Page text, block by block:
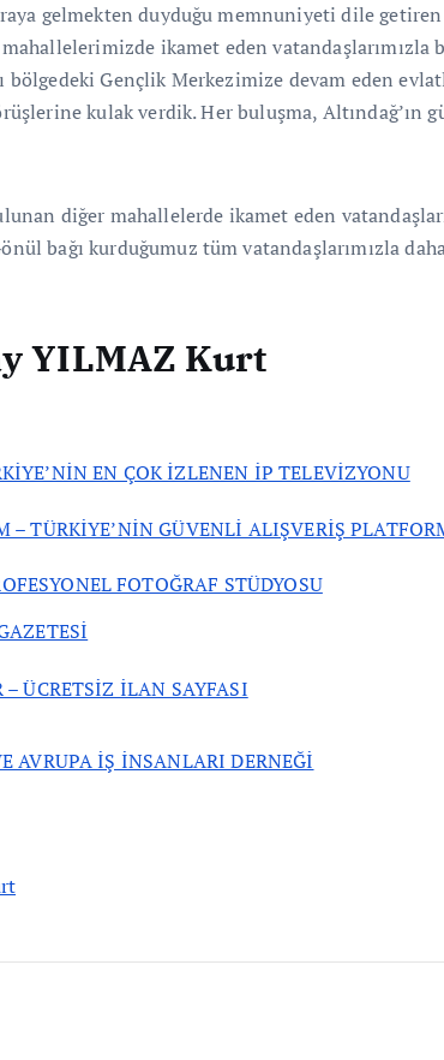
gelmekten duyduğu memnuniyeti dile
ikamet eden
Gençlik Merkezimize devam eden
kulak verdik. Her buluşma, Altındağ’ın
diğer mahallelerde ikamet eden
bağı kurduğumuz tüm vatandaşlarımızla
YILMAZ Kurt
EN ÇOK İZLENEN İP TELEVİZYONU
– TÜRKİYE’NİN GÜVENLİ ALIŞVERİŞ
FOTOĞRAF STÜDYOSU
ÜCRETSİZ İLAN SAYFASI
AVRUPA İŞ İNSANLARI DERNEĞİ